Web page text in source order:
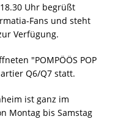
Uhr begrüßt
Fans und steht
Verfügung.
"POMPÖÖS POP
Q6/Q7 statt.
ist ganz im
Montag bis Samstag